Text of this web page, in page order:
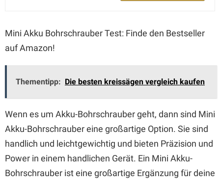
Mini Akku Bohrschrauber Test: Finde den Bestseller
auf Amazon!
Thementipp: Die besten kreissägen vergleich kaufen
Wenn es um Akku-Bohrschrauber geht, dann sind Mini
Akku-Bohrschrauber eine großartige Option. Sie sind
handlich und leichtgewichtig und bieten Präzision und
Power in einem handlichen Gerät. Ein Mini Akku-
Bohrschrauber ist eine großartige Ergänzung für deine